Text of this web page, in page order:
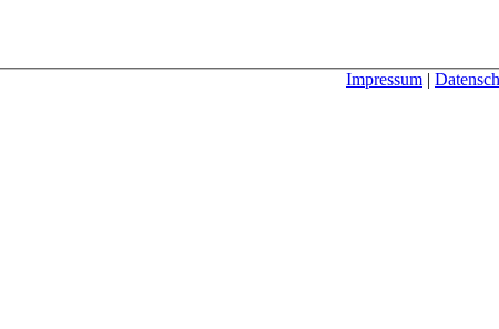
Impressum |